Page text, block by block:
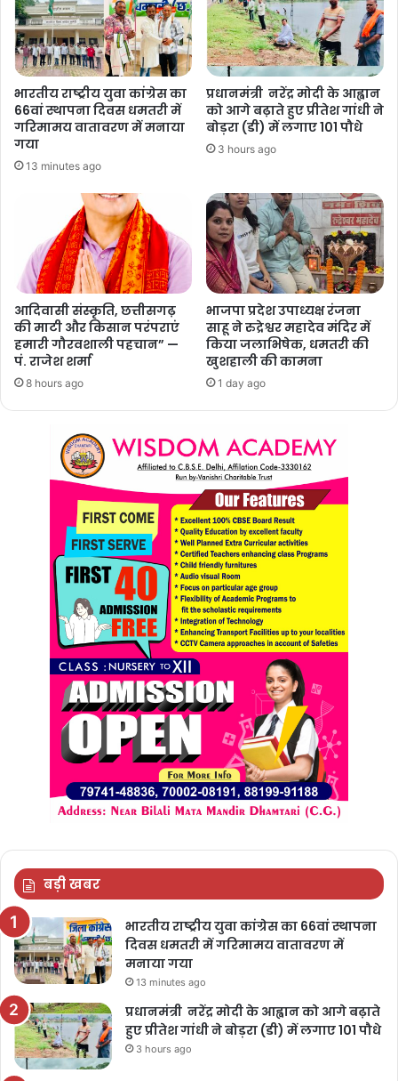
भारतीय राष्ट्रीय युवा कांग्रेस का
66वां स्थापना दिवस धमतरी में
गरिमामय वातावरण में मनाया
गया
13 minutes ago
प्रधानमंत्री नरेंद्र मोदी के आह्वान
को आगे बढ़ाते हुए प्रीतेश गांधी ने
बोड़रा (डी) में लगाए 101 पौधे
3 hours ago
आदिवासी संस्कृति, छत्तीसगढ़
की माटी और किसान परंपराएं
हमारी गौरवशाली पहचान” —
पं. राजेश शर्मा
8 hours ago
भाजपा प्रदेश उपाध्यक्ष रंजना
साहू ने रुद्रेश्वर महादेव मंदिर में
किया जलाभिषेक, धमतरी की
खुशहाली की कामना
1 day ago
बड़ी खबर
भारतीय राष्ट्रीय युवा कांग्रेस का 66वां स्थापना
दिवस धमतरी में गरिमामय वातावरण में
मनाया गया
13 minutes ago
प्रधानमंत्री नरेंद्र मोदी के आह्वान को आगे बढ़ाते
हुए प्रीतेश गांधी ने बोड़रा (डी) में लगाए 101 पौधे
3 hours ago